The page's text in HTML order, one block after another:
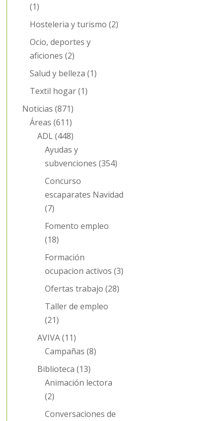
(1)
Hosteleria y turismo (2)
Ocio, deportes y
aficiones (2)
Salud y belleza (1)
Textil hogar(1)
Noticias (871)
Áreas (611)
ADL(448)
Ayudas y
subvenciones (354)
Concurso
escaparates Navidad
(7)
Fomento empleo
(18)
Formación
ocupacion activos (3)
Ofertas trabajo (28)
Taller de empleo
(21)
AVIVA(11)
Campañas (8)
Biblioteca (13)
Animación lectora
(2)
Conversaciones de